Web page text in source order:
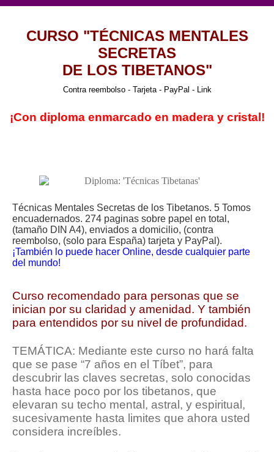
CURSO "TÉCNICAS MENTALES
SECRETAS
DE LOS TIBETANOS"
Contra reembolso - Tarjeta - PayPal - Link
¡Con diploma enmarcado en madera y cristal!
Técnicas Mentales Secretas de los Tibetanos. 5 Tomos
encuadernados. 274 paginas sobre papel en total,
(tamaño DIN A4), enviados a domicilio, (contra
reembolso, (solo para España) tarjeta y PayPal).
¡También lo puede hacer Online, desde cualquier parte
del mundo!
Curso recomendado para personas que se
inician por su claridad y amenidad. Y también
para entendidos por su nivel de profundidad.
TEMÁTICA: Mediante este curso no hará falta
que se pase “7 años en el Tíbet”, para
descubrir las claves secretas, solo conocidas
hasta hace poco por los tibetanos, que
elevaran su techo mental, astral, y espiritual,
sucesivamente hasta limites que ahora usted
considera increíbles.